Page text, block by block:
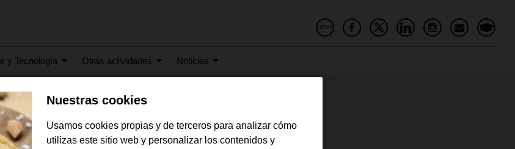
NEWS
y Tecnología Otras actividades Noticias
Autismo junio
Nuestras cookies
Usamos cookies propias y de terceros para analizar cómo
utilizas este sitio web y personalizar los contenidos y